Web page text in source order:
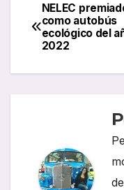
de
entradas
NELEC
como autobús
ecológico del
2022